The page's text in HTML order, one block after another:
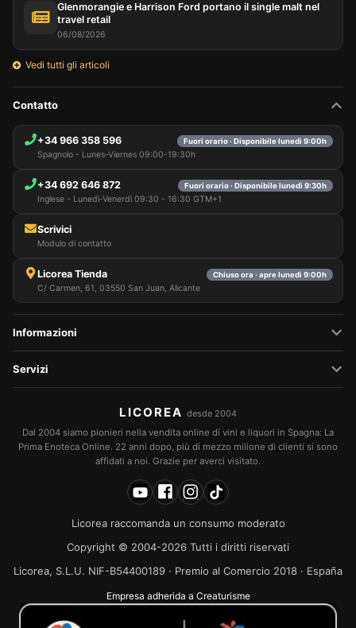
Glenmorangie e Harrison Ford portano il single malt nel
travel retail
06/08/2026
Vedi tutti gli articoli
Contatto
+34 966 358 596 Fuori orario · Disponibile lunedì 9:00h
Spagnolo - Lunes-Viernes 09:00-19:30h
+34 692 646 872 Fuori orario · Disponibile lunedì 9:30h
Inglese - Lunedì-Venerdì 09:30 - 16:30 GTM+1
Scrivici
Modulo di contatto
Licorea Tienda Chiuso ora · apre lunedì 9:00h
C/ Carmen, 61, 03550 San Juan, Alicante
Informazioni
Servizi
LICOREA desde 2004
Dal 2004 siamo pionieri nella vendita online di vini e liquori in Spagna: La
Prima Enoteca Online. 22 anni dopo, più di mezzo milione di clienti si sono
affidati a noi. Grazie per averci visitato.
Licorea raccomanda un consumo moderato
Copyright © 2004-2026 Tutti i diritti riservati
Licorea, S.L.U. NIF-B54400189 · Premio al Comercio 2018 · España
Empresa adherida a Creaturisme